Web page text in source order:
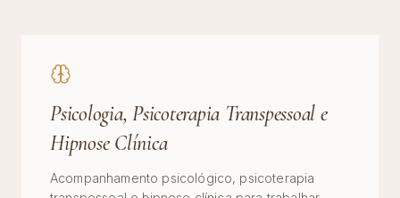
Psicologia, Psicoterapia Transpessoal e
Hipnose Clínica
Acompanhamento psicológico, psicoterapia